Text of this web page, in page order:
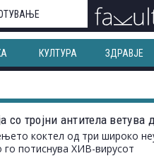
КУЛТУРА ЗДРАВЈЕ
со тројни антитела
коктел од три широко
го потиснува ХИВ-вирусот